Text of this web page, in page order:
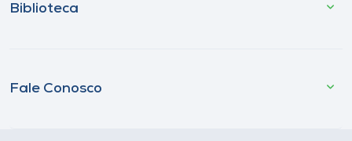
Biblioteca
Fale Conosco